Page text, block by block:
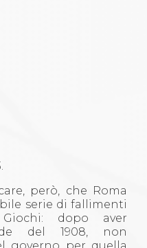
però, che Roma
serie di fallimenti
dopo aver
del 1908, non